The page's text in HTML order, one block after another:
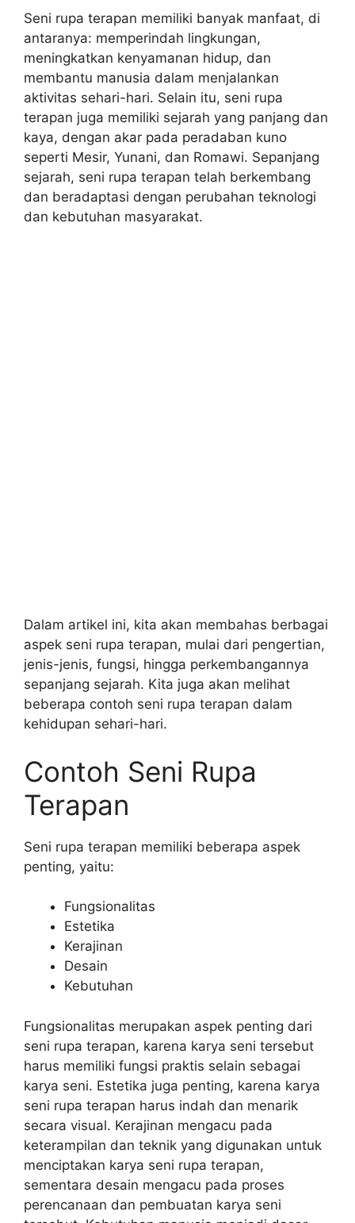
Seni rupa terapan memiliki banyak manfaat, di
antaranya: memperindah lingkungan,
meningkatkan kenyamanan hidup, dan
membantu manusia dalam menjalankan
aktivitas sehari-hari. Selain itu, seni rupa
terapan juga memiliki sejarah yang panjang dan
kaya, dengan akar pada peradaban kuno
seperti Mesir, Yunani, dan Romawi. Sepanjang
sejarah, seni rupa terapan telah berkembang
dan beradaptasi dengan perubahan teknologi
dan kebutuhan masyarakat.
Dalam artikel ini, kita akan membahas berbagai
aspek seni rupa terapan, mulai dari pengertian,
jenis-jenis, fungsi, hingga perkembangannya
sepanjang sejarah. Kita juga akan melihat
beberapa contoh seni rupa terapan dalam
kehidupan sehari-hari.
Contoh Seni Rupa
Terapan
Seni rupa terapan memiliki beberapa aspek
penting, yaitu:
Fungsionalitas
Estetika
Kerajinan
Desain
Kebutuhan
Fungsionalitas merupakan aspek penting dari
seni rupa terapan, karena karya seni tersebut
harus memiliki fungsi praktis selain sebagai
karya seni. Estetika juga penting, karena karya
seni rupa terapan harus indah dan menarik
secara visual. Kerajinan mengacu pada
keterampilan dan teknik yang digunakan untuk
menciptakan karya seni rupa terapan,
sementara desain mengacu pada proses
perencanaan dan pembuatan karya seni